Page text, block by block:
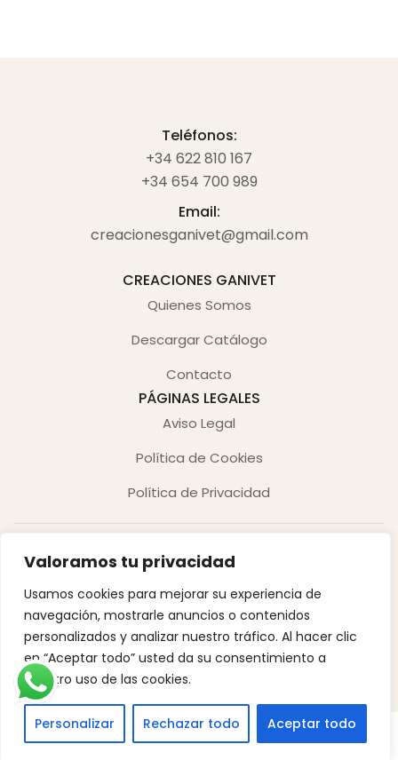
Valoramos tu privacidad
Usamos cookies para mejorar su experiencia de
navegación, mostrarle anuncios o contenidos
personalizados y analizar nuestro tráfico. Al hacer clic
en “Aceptar todo” usted da su consentimiento a
nuestro uso de las cookies.
Personalizar Rechazar todo Aceptar todo
Teléfonos:
+34 622 810 167
+34 654 700 989
Email:
creacionesganivet@gmail.com
CREACIONES GANIVET
Quienes Somos
Descargar Catálogo
Contacto
PÁGINAS LEGALES
Aviso Legal
Política de Cookies
Política de Privacidad
Copyright © 2026. Derechos reservados.
Desarrollado por Innoweb Media